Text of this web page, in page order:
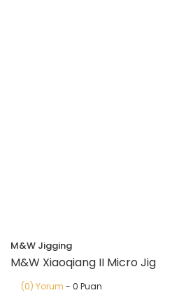
M&W Jigging
M&W Xiaoqiang II Micro Jig
(0) Yorum - 0 Puan